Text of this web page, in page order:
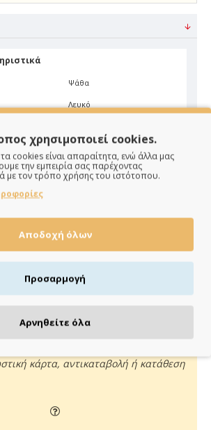
Ψάθα
Λευκό
ΠΑΡΑΔΙΔΟΥΜΕ ΓΡΗΓΟΡΑ
ημέρες
κάρτα, αντικαταβολή ή κατάθεση
χρησιμοποιεί cookies.
cookies είναι απαραίτητα, ενώ άλλα μας
την εμπειρία σας παρέχοντας
με τον τρόπο χρήσης του ιστότοπου.
Αποδοχή όλων
Προσαρμογή
Αρνηθείτε όλα